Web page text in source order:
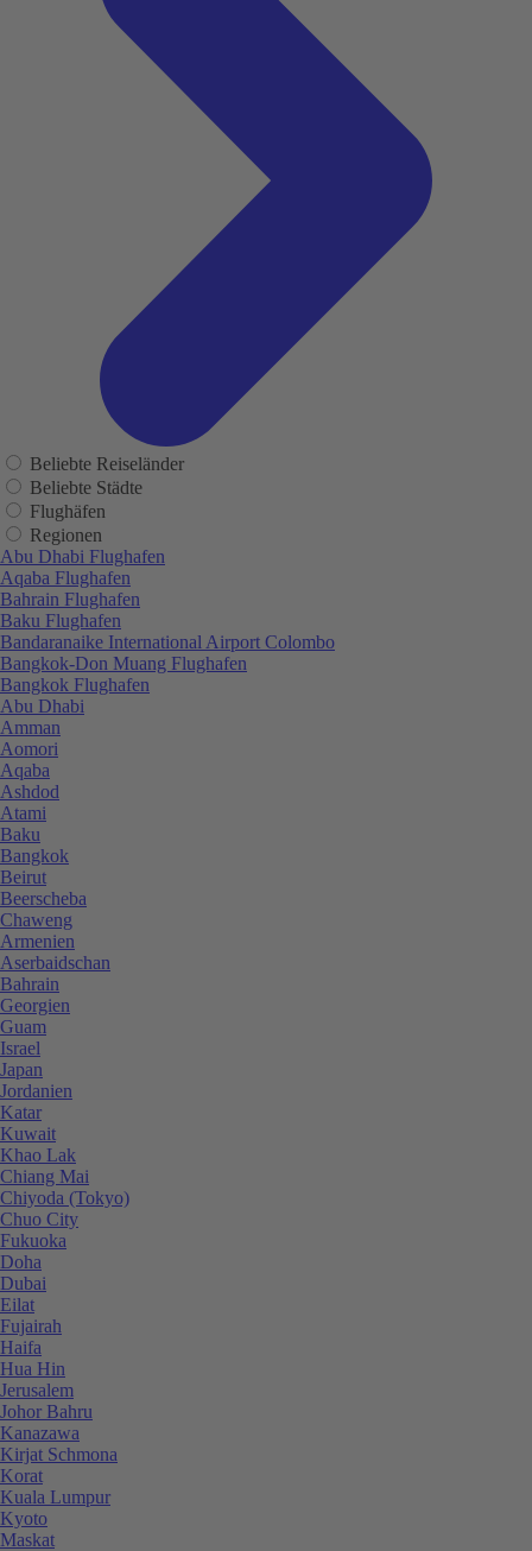
Beliebte Reiseländer
Beliebte Städte
Flughäfen
Regionen
Abu Dhabi Flughafen
Aqaba Flughafen
Bahrain Flughafen
Baku Flughafen
Bandaranaike International Airport Colombo
Bangkok-Don Muang Flughafen
Bangkok Flughafen
Abu Dhabi
Amman
Aomori
Aqaba
Ashdod
Atami
Baku
Bangkok
Beirut
Beerscheba
Chaweng
Armenien
Aserbaidschan
Bahrain
Georgien
Guam
Israel
Japan
Jordanien
Katar
Kuwait
Khao Lak
Chiang Mai
Chiyoda (Tokyo)
Chuo City
Fukuoka
Doha
Dubai
Eilat
Fujairah
Haifa
Hua Hin
Jerusalem
Johor Bahru
Kanazawa
Kirjat Schmona
Korat
Kuala Lumpur
Kyoto
Maskat